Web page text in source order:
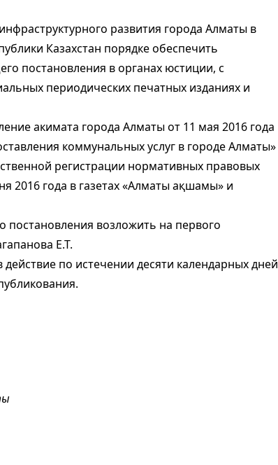
развития города Алматы в
Казахстан порядке обеспечить
постановления в органах юстиции, с
периодических печатных изданиях и
акимата города Алматы от 11 мая 2016 года
коммунальных услуг в городе Алматы»
регистрации нормативных правовых
2016 года в газетах «Алматы ақшамы» и
постановления возложить на первого
Е.Т.
по истечении десяти календарных дней